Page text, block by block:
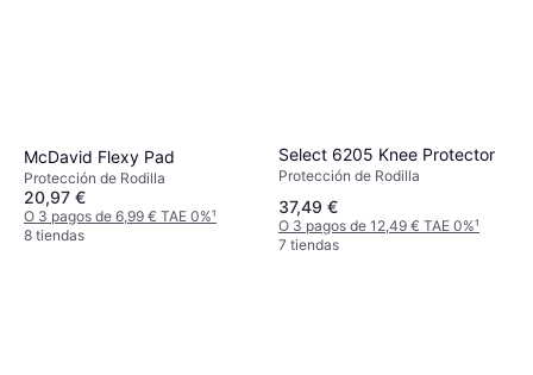
McDavid Flexy Pad
Protección de Rodilla
20,97 €
O 3 pagos de 6,99 € TAE 0%¹
8 tiendas
Select 6205 Knee Protector
Protección de Rodilla
37,49 €
O 3 pagos de 12,49 € TAE 0%¹
7 tiendas